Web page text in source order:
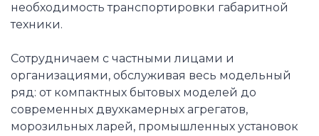
необходимость транспортировки габаритной
техники.
Сотрудничаем с частными лицами и
организациями, обслуживая весь модельный
ряд: от компактных бытовых моделей до
современных двухкамерных агрегатов,
морозильных ларей, промышленных установок